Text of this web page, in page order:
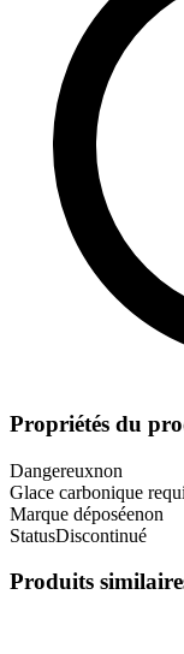
Propriétés du
Dangereuxnon
Glace carbonique
Marque déposéenon
StatusDiscontinué
Produits